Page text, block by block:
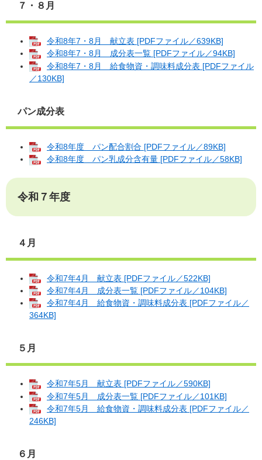
７・８月
令和8年7・8月 献立表 [PDFファイル／639KB]
令和8年7・8月 成分表一覧 [PDFファイル／94KB]
令和8年7・8月 給食物資・調味料成分表 [PDFファイル
／130KB]
パン成分表
令和8年度 パン配合割合 [PDFファイル／89KB]
令和8年度 パン乳成分含有量 [PDFファイル／58KB]
令和７年度
４月
令和7年4月 献立表 [PDFファイル／522KB]
令和7年4月 成分表一覧 [PDFファイル／104KB]
令和7年4月 給食物資・調味料成分表 [PDFファイル／
364KB]
５月
令和7年5月 献立表 [PDFファイル／590KB]
令和7年5月 成分表一覧 [PDFファイル／101KB]
令和7年5月 給食物資・調味料成分表 [PDFファイル／
246KB]
６月